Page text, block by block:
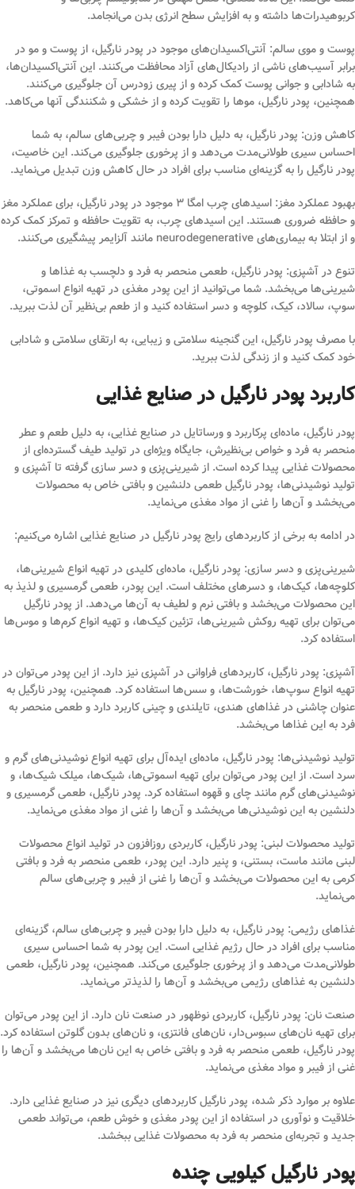
کربوهیدرات‌ها داشته و به افزایش سطح انرژی بدن می‌انجامد.
پوست و موی سالم: آنتی‌اکسیدان‌های موجود در پودر نارگیل، از پوست و مو در
برابر آسیب‌های ناشی از رادیکال‌های آزاد محافظت می‌کنند. این آنتی‌اکسیدان‌ها،
به شادابی و جوانی پوست کمک کرده و از پیری زودرس آن جلوگیری می‌کنند.
همچنین، پودر نارگیل، موها را تقویت کرده و از خشکی و شکنندگی آنها می‌کاهد.
کاهش وزن: پودر نارگیل، به دلیل دارا بودن فیبر و چربی‌های سالم، به شما
احساس سیری طولانی‌مدت می‌دهد و از پرخوری جلوگیری می‌کند. این خاصیت،
پودر نارگیل را به گزینه‌ای مناسب برای افراد در حال کاهش وزن تبدیل می‌نماید.
بهبود عملکرد مغز: اسیدهای چرب امگا ۳ موجود در پودر نارگیل، برای عملکرد مغز
و حافظه ضروری هستند. این اسیدهای چرب، به تقویت حافظه و تمرکز کمک کرده
و از ابتلا به بیماری‌های neurodegenerative مانند آلزایمر پیشگیری می‌کنند.
تنوع در آشپزی: پودر نارگیل، طعمی منحصر به فرد و دلچسب به غذاها و
شیرینی‌ها می‌بخشد. شما می‌توانید از این پودر مغذی در تهیه انواع اسموتی،
سوپ، سالاد، کیک، کلوچه و دسر استفاده کنید و از طعم بی‌نظیر آن لذت ببرید.
با مصرف پودر نارگیل، این گنجینه سلامتی و زیبایی، به ارتقای سلامتی و شادابی
خود کمک کنید و از زندگی لذت ببرید.
کاربرد پودر نارگیل در صنایع غذایی
پودر نارگیل، ماده‌ای پرکاربرد و ورساتایل در صنایع غذایی، به دلیل طعم و عطر
منحصر به فرد و خواص بی‌نظیرش، جایگاه ویژه‌ای در تولید طیف گسترده‌ای از
محصولات غذایی پیدا کرده است. از شیرینی‌پزی و دسر سازی گرفته تا آشپزی و
تولید نوشیدنی‌ها، پودر نارگیل طعمی دلنشین و بافتی خاص به محصولات
می‌بخشد و آن‌ها را غنی از مواد مغذی می‌نماید.
در ادامه به برخی از کاربردهای رایج پودر نارگیل در صنایع غذایی اشاره می‌کنیم:
شیرینی‌پزی و دسر سازی: پودر نارگیل، ماده‌ای کلیدی در تهیه انواع شیرینی‌ها،
کلوچه‌ها، کیک‌ها، و دسرهای مختلف است. این پودر، طعمی گرمسیری و لذیذ به
این محصولات می‌بخشد و بافتی نرم و لطیف به آن‌ها می‌دهد. از پودر نارگیل
می‌توان برای تهیه روکش شیرینی‌ها، تزئین کیک‌ها، و تهیه انواع کرم‌ها و موس‌ها
استفاده کرد.
آشپزی: پودر نارگیل، کاربردهای فراوانی در آشپزی نیز دارد. از این پودر می‌توان در
تهیه انواع سوپ‌ها، خورشت‌ها، و سس‌ها استفاده کرد. همچنین، پودر نارگیل به
عنوان چاشنی در غذاهای هندی، تایلندی و چینی کاربرد دارد و طعمی منحصر به
فرد به این غذاها می‌بخشد.
تولید نوشیدنی‌ها: پودر نارگیل، ماده‌ای ایده‌آل برای تهیه انواع نوشیدنی‌های گرم و
سرد است. از این پودر می‌توان برای تهیه اسموتی‌ها، شیک‌ها، میلک شیک‌ها، و
نوشیدنی‌های گرم مانند چای و قهوه استفاده کرد. پودر نارگیل، طعمی گرمسیری و
دلنشین به این نوشیدنی‌ها می‌بخشد و آن‌ها را غنی از مواد مغذی می‌نماید.
تولید محصولات لبنی: پودر نارگیل، کاربردی روزافزون در تولید انواع محصولات
لبنی مانند ماست، بستنی، و پنیر دارد. این پودر، طعمی منحصر به فرد و بافتی
کرمی به این محصولات می‌بخشد و آن‌ها را غنی از فیبر و چربی‌های سالم
می‌نماید.
غذاهای رژیمی: پودر نارگیل، به دلیل دارا بودن فیبر و چربی‌های سالم، گزینه‌ای
مناسب برای افراد در حال رژیم غذایی است. این پودر به شما احساس سیری
طولانی‌مدت می‌دهد و از پرخوری جلوگیری می‌کند. همچنین، پودر نارگیل، طعمی
دلنشین به غذاهای رژیمی می‌بخشد و آن‌ها را لذیذتر می‌نماید.
صنعت نان: پودر نارگیل، کاربردی نوظهور در صنعت نان دارد. از این پودر می‌توان
برای تهیه نان‌های سبوس‌دار، نان‌های فانتزی، و نان‌های بدون گلوتن استفاده کرد.
پودر نارگیل، طعمی منحصر به فرد و بافتی خاص به این نان‌ها می‌بخشد و آن‌ها را
غنی از فیبر و مواد مغذی می‌نماید.
علاوه بر موارد ذکر شده، پودر نارگیل کاربردهای دیگری نیز در صنایع غذایی دارد.
خلاقیت و نوآوری در استفاده از این پودر مغذی و خوش طعم، می‌تواند طعمی
جدید و تجربه‌ای منحصر به فرد به محصولات غذایی ببخشد.
پودر نارگیل کیلویی چنده